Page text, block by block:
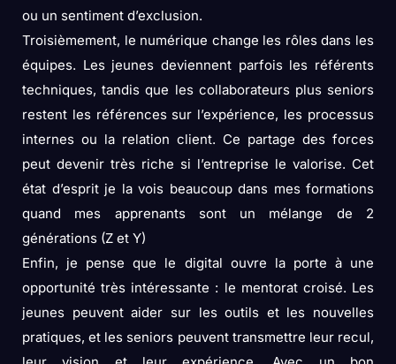
ou un sentiment d’exclusion.
Troisièmement, le numérique change les rôles dans les
équipes. Les jeunes deviennent parfois les référents
techniques, tandis que les collaborateurs plus seniors
restent les références sur l’expérience, les processus
internes ou la relation client. Ce partage des forces
peut devenir très riche si l’entreprise le valorise. Cet
état d’esprit je la vois beaucoup dans mes formations
quand mes apprenants sont un mélange de 2
générations (Z et Y)
Enfin, je pense que le digital ouvre la porte à une
opportunité très intéressante : le mentorat croisé. Les
jeunes peuvent aider sur les outils et les nouvelles
pratiques, et les seniors peuvent transmettre leur recul,